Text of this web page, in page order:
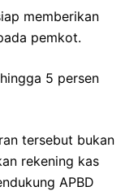
memberikan
pemkot.
5 persen
tersebut bukan
rekening kas
APBD